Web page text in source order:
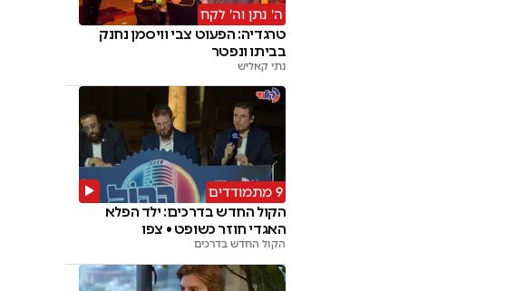
ה' נתן וה' לקח
טרגדיה: הפעוט צבי וויסמן נחנק
בביתו ונפטר
נתי קאליש
9 מתמודדים
הקול החדש בדרכים: ילד הפלא
האגדי חוזר כשופט • צפו
הקול החדש בדרכים